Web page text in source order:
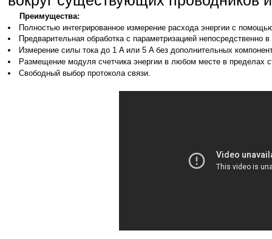
Преимущества:
Полностью интегрированное измерение расхода энергии с
Предварительная обработка с параметризацией непосредственно
Измерение силы тока до 1 A или 5 A без дополнительных
Размещение модуля счетчика энергии в любом месте в пределах
Свободный выбор протокола связи.